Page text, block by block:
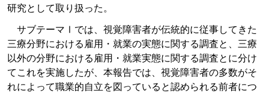
研究として取り扱った。
サブテーマⅠでは、視覚障害者が伝統的に従事してきた
三療分野における雇用・就業の実態に関する調査と、三療
以外の分野における雇用・就業実態に関する調査とに分け
てこれを実施したが、本報告では、視覚障害者の多数がそ
れによって職業的自立を図っていると認められる前者につ